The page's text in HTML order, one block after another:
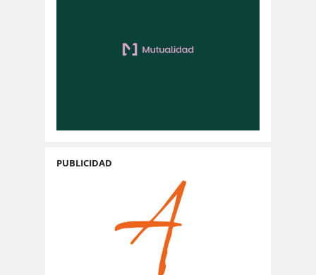
PUBLICIDAD